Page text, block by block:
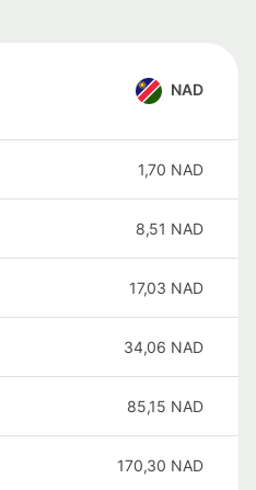
NAD
1,70 NAD
8,51 NAD
17,03 NAD
34,06 NAD
85,15 NAD
170,30 NAD